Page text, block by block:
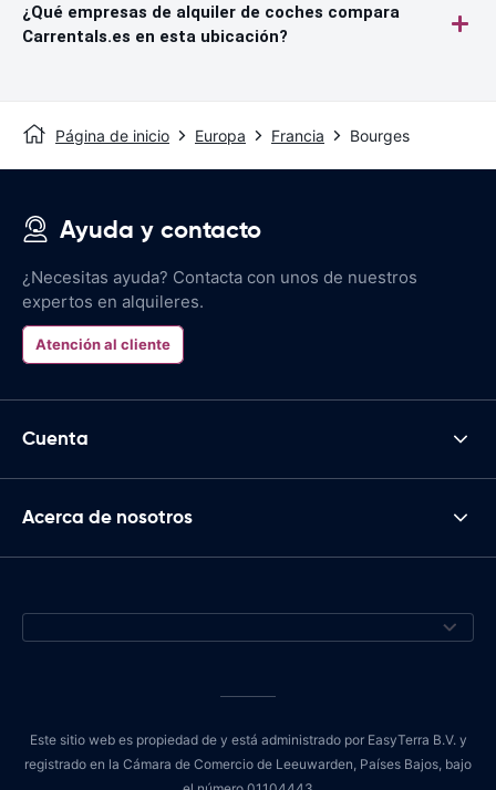
¿Qué empresas de alquiler de coches compara
Carrentals.es en esta ubicación?
Página de inicio Europa Francia Bourges
Ayuda y contacto
¿Necesitas ayuda? Contacta con unos de nuestros
expertos en alquileres.
Atención al cliente
Cuenta
Acerca de nosotros
Este sitio web es propiedad de y está administrado por EasyTerra B.V. y
registrado en la Cámara de Comercio de Leeuwarden, Países Bajos, bajo